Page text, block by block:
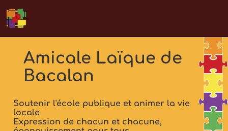
Horaires
Au quotidien
Amicale Laïque de
Bacalan
Soutenir l'école publique et animer la vie
locale
Expression de chacun et chacune,